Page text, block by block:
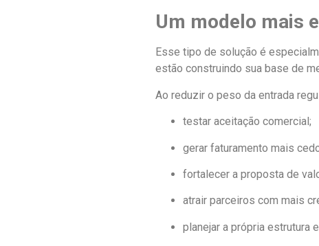
Um modelo mais
Esse tipo de solução é
estão construindo sua base de
Ao reduzir o peso da entrada
testar aceitação comercial;
gerar faturamento mais
fortalecer a proposta de
atrair parceiros com mais
planejar a própria estrutura